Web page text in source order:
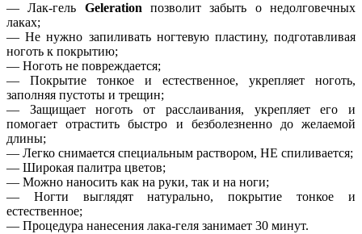
— Лак-гель Gelerationпозволит забыть о недолговечных
лаках;
— Не нужно запиливать ногтевую пластину, подготавливая
ноготь к покрытию;
— Ноготь не повреждается;
— Покрытие тонкое и естественное, укрепляет ноготь,
заполняя пустоты и трещин;
— Защищает ноготь от расслаивания, укрепляет его и
помогает отрастить быстро и безболезненно до желаемой
длины;
— Легко снимается специальным раствором, НЕ спиливается;
— Широкая палитра цветов;
— Можно наносить как на руки, так и на ноги;
— Ногти выглядят натурально, покрытие тонкое и
естественное;
— Процедура нанесения лака-геля занимает 30 минут.